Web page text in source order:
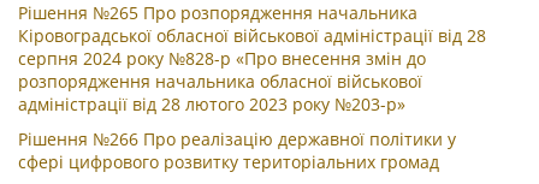
Рішення №265 Про розпорядження начальника
Кіровоградської обласної військової адміністрації від 28
серпня 2024 року №828-р «Про внесення змін до
розпорядження начальника обласної військової
адміністрації від 28 лютого 2023 року №203-р»
Рішення №266 Про реалізацію державної політики у
сфері цифрового розвитку територіальних громад